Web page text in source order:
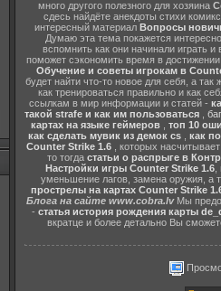
много другого полезного для хозяина
сдесь найдёте анекдоты стихи
интересный материал Вопросы
Думаю эта тема покажется
вспомнить как они начинали играть
поможет сэкономить время в
Обучение и советы игрокам в
будет найти что-то новое для себя, а
как тренироваться правильно и как
ссылкам в мир информации и статей -
такой strafe и как им пользоваться
картах на языке геймеров, топ 10
как сделать мувик из демок cs, как
Counter Strike 1.6, которых
то тогда статьи о распрыге в
Настройки игры Counter Strike 1.6,
уменьшение лагов, замена оружия, а
прострелы на картах Counter Strike
Блога на сайте www.cobra.lvМы
- статья история рождения карты
вкратце и более детально Вы